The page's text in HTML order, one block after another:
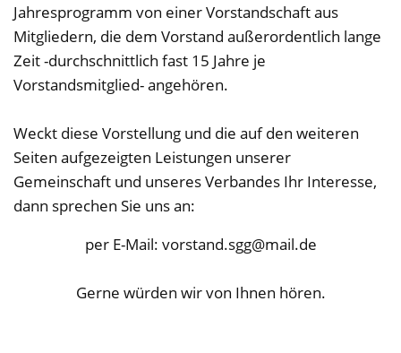
Jahresprogramm von einer Vorstandschaft aus
Mitgliedern, die dem Vorstand außerordentlich lange
Zeit -durchschnittlich fast 15 Jahre je
Vorstandsmitglied- angehören.
Weckt diese Vorstellung und die auf den weiteren
Seiten aufgezeigten Leistungen unserer
Gemeinschaft und unseres Verbandes Ihr Interesse,
dann sprechen Sie uns an:
per E-Mail: vorstand.sgg@mail.de
Gerne würden wir von Ihnen hören.